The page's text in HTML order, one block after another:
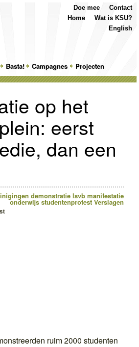
Basta! Campagnes
Projecten
Contact
Doe mee
Wat is KSU?
Home
English
op het
eerst
dan een
demonstratie lsvb manifestatie
onderwijs studentenprotest Verslagen
ruim 2000 studenten